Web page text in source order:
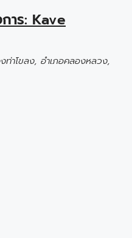
าร: Kave
ท่าโขลง, อำเภอคลองหลวง,